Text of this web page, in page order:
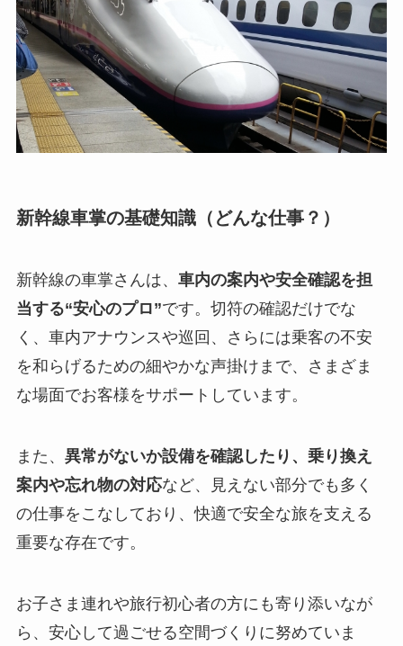
新幹線車掌の基礎知識（どんな仕事？）
新幹線の車掌さんは、 車内の案内や安全確認を担
当する“安心のプロ”です。切符の確認だけでな
く、車内アナウンスや巡回、さらには乗客の不安
を和らげるための細やかな声掛けまで、さまざま
な場面でお客様をサポートしています。
また、 異常がないか設備を確認したり、乗り換え
案内や忘れ物の対応など、見えない部分でも多く
の仕事をこなしており、快適で安全な旅を支える
重要な存在です。
お子さま連れや旅行初心者の方にも寄り添いなが
ら、安心して過ごせる空間づくりに努めていま